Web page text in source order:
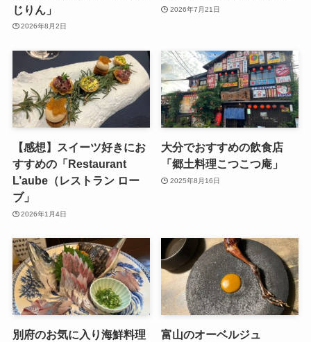
じりん」
2026年8月2日
2026年7月21日
【感想】スイーツ好きにお
すすめの「Restaurant
L’aube（レストラン ロー
ブ」
2026年1月4日
大分でおすすめの飲食店
「郷土料理こつこつ庵」
2025年8月16日
別府のお気に入り海鮮料理
富山のオーベルジュ